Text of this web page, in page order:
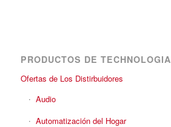
PRODUCTOS DE TECHNOLOGIA
Ofertas de Los Distirbuidores
Audio
Automatización del Hogar